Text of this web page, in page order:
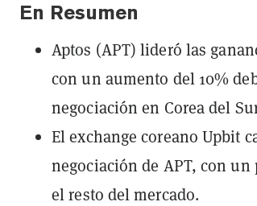
En Resumen
Aptos (APT) lideró las
con un aumento del 10%
negociación en Corea del
El exchange coreano Upbit
negociación de APT, con
el resto del mercado.